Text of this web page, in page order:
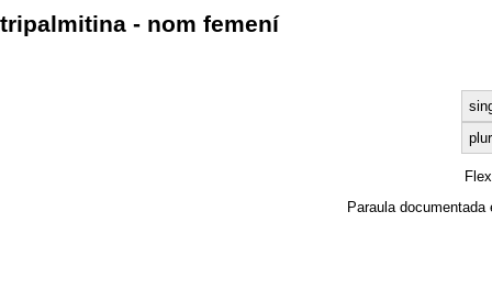
tripalmitina - nom femení
Paraula